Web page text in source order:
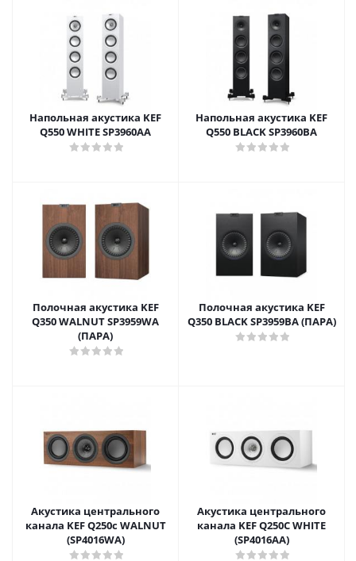
Напольная акустика KEF
Q550 WHITE SP3960AA
Напольная акустика KEF
Q550 BLACK SP3960BA
Полочная акустика KEF
Q350 WALNUT SP3959WA
(ПАРА)
Полочная акустика KEF
Q350 BLACK SP3959BA (ПАРА)
Акустика центрального
канала KEF Q250c WALNUT
(SP4016WA)
Акустика центрального
канала KEF Q250C WHITE
(SP4016AA)